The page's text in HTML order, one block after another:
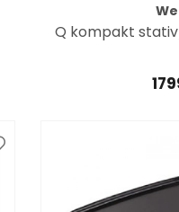
Q kompakt